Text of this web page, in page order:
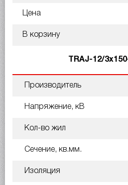
Цена
В корзину
TRAJ-12/
Производитель
Напряжение, кВ
Кол-во жил
Сечение, кв.мм.
Изоляция